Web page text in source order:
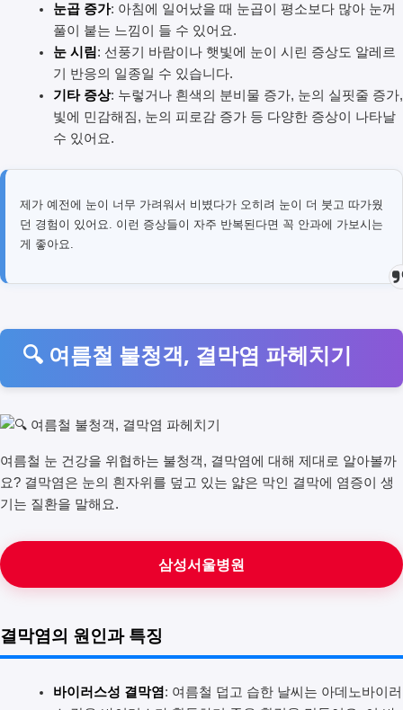
눈곱 증가: 아침에 일어났을 때 눈곱이 평소보다 많아 눈꺼
풀이 붙는 느낌이 들 수 있어요.
눈 시림: 선풍기 바람이나 햇빛에 눈이 시린 증상도 알레르
기 반응의 일종일 수 있습니다.
기타 증상: 누렇거나 흰색의 분비물 증가, 눈의 실핏줄 증가,
빛에 민감해짐, 눈의 피로감 증가 등 다양한 증상이 나타날
수 있어요.
제가 예전에 눈이 너무 가려워서 비볐다가 오히려 눈이 더 붓고 따가웠
던 경험이 있어요. 이런 증상들이 자주 반복된다면 꼭 안과에 가보시는
게 좋아요.
🔍 여름철 불청객, 결막염 파헤치기
여름철 눈 건강을 위협하는 불청객, 결막염에 대해 제대로 알아볼까
요? 결막염은 눈의 흰자위를 덮고 있는 얇은 막인 결막에 염증이 생
기는 질환을 말해요.
삼성서울병원
결막염의 원인과 특징
바이러스성 결막염: 여름철 덥고 습한 날씨는 아데노바이러